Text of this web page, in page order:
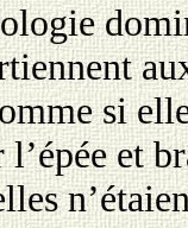
si
et